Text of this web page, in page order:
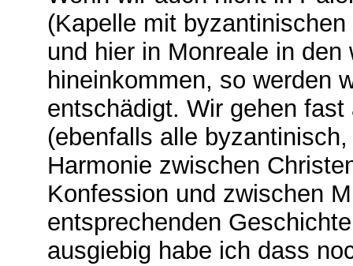
(Kapelle mit
und hier in Monreale in
hineinkommen, so werden
entschädigt. Wir gehen
(ebenfalls alle
Harmonie zwischen
Konfession und zwischen
entsprechenden
ausgiebig habe ich dass